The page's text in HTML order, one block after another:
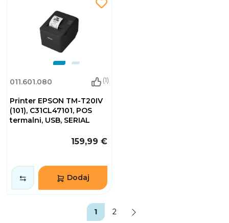
011.601.080 (1)
Printer EPSON TM-T20IV
(101), C31CL47101, POS
termalni, USB, SERIAL
159,99 €
Dodaj
1 2